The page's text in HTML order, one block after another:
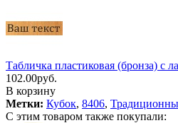
Табличка пластиковая (бронза) с
102.00руб.
В корзину
Метки: Кубок, 8406,
С этим товаром также покупали: